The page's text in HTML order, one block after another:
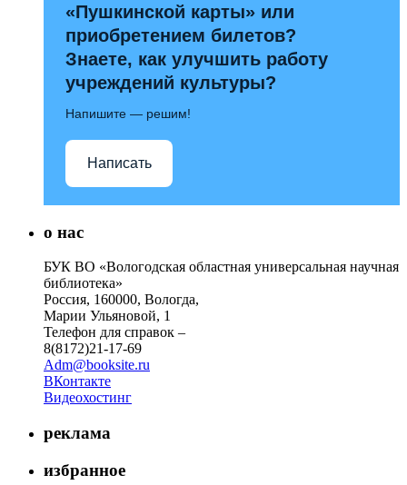
«Пушкинской карты» или
приобретением билетов?
Знаете, как улучшить работу
учреждений культуры?
Напишите — решим!
Написать
о нас
БУК ВО «Вологодская областная универсальная научная
библиотека»
Россия, 160000, Вологда,
Марии Ульяновой, 1
Телефон для справок –
8(8172)21-17-69
Adm@booksite.ru
ВКонтакте
Видеохостинг
реклама
избранное